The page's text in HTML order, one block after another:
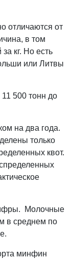
отличаются от
в том
кг. Но есть
или Литвы
11 500 тонн до
на два года.
только
квот.
Молочные
в среднем по
минфин